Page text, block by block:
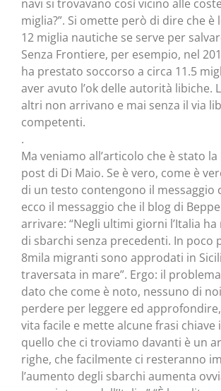
navi si trovavano così vicino alle
miglia?”. Si omette però di dire che
12 miglia nautiche se serve per
Senza Frontiere, per esempio, nel
ha prestato soccorso a circa 11.5
aver avuto l’ok delle autorità libiche.
altri non arrivano e mai senza il via
competenti.
.
Ma veniamo all’articolo che è stato
post di Di Maio. Se è vero, come è
di un testo contengono il messaggio
ecco il messaggio che il blog di
arrivare: “Negli ultimi giorni l’Italia
di sbarchi senza precedenti. In poco
8mila migranti sono approdati in
traversata in mare”. Ergo: il
dato che come è noto, nessuno di
perdere per leggere ed
vita facile e mette alcune frasi chiave
quello che ci troviamo davanti è un
righe, che facilmente ci resteranno
l’aumento degli sbarchi aumenta